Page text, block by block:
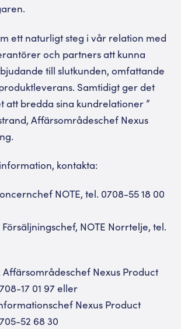
ett naturligt steg i vår relation med
och partners att kunna
till slutkunden, omfattande
Samtidigt ger det
att bredda sina kundrelationer ”
Affärsområdeschef Nexus
kontakta:
NOTE, tel. 0708-55 18 00
NOTE Norrtelje, tel.
Affärsområdeschef Nexus Product
17 01 97 eller
Nexus Product
52 68 30